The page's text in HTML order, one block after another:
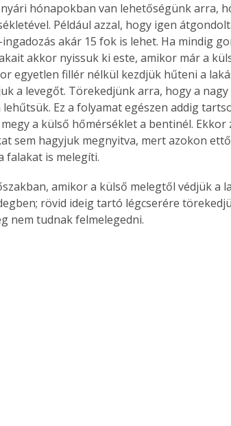
hónapokban van lehetőségünk arra,
Például azzal, hogy igen
akár 15 fok is lehet. Ha mindig
akkor nyissuk ki este, amikor már a
egyetlen fillér nélkül kezdjük hűteni a
a levegőt. Törekedjünk arra, hogy a
Ez a folyamat egészen addig
a külső hőmérséklet a bentinél. Ekkor
sem hagyjuk megnyitva, mert azokon
falakat is melegíti.
amikor a külső melegtől védjük a
rövid ideig tartó légcserére
nem tudnak felmelegedni.